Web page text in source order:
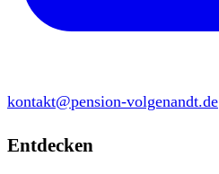
kontakt@pension-volgenandt.de
Entdecken